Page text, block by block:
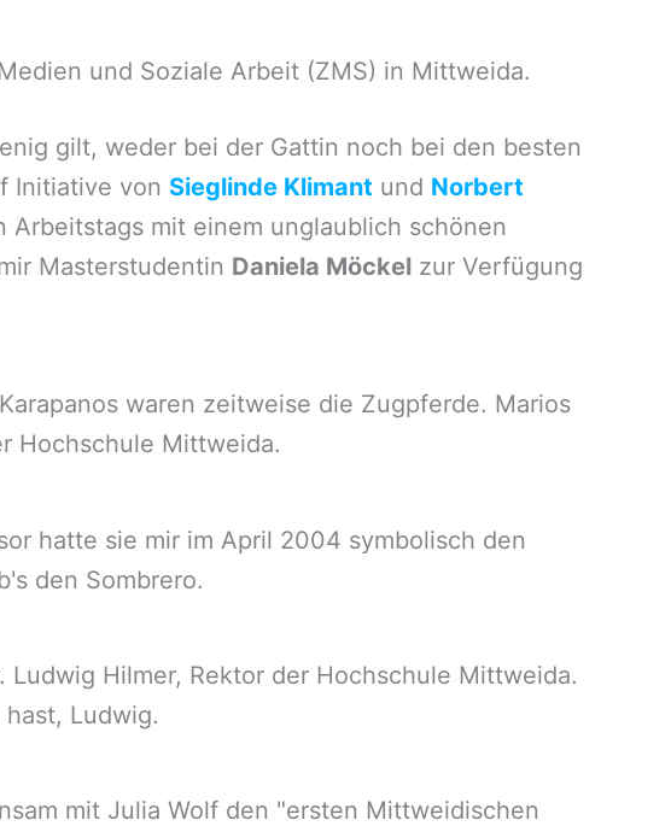
und Soziale Arbeit (ZMS) in Mittweida.
gilt, weder bei der Gattin noch bei den besten
Initiative von Sieglinde Klimant und Norbert
mit einem unglaublich schönen
Masterstudentin Daniela Möckel zur Verfügung
waren zeitweise die Zugpferde. Marios
Hochschule Mittweida.
hatte sie mir im April 2004 symbolisch den
den Sombrero.
Hilmer, Rektor der Hochschule Mittweida.
Ludwig.
mit Julia Wolf den "ersten Mittweidischen